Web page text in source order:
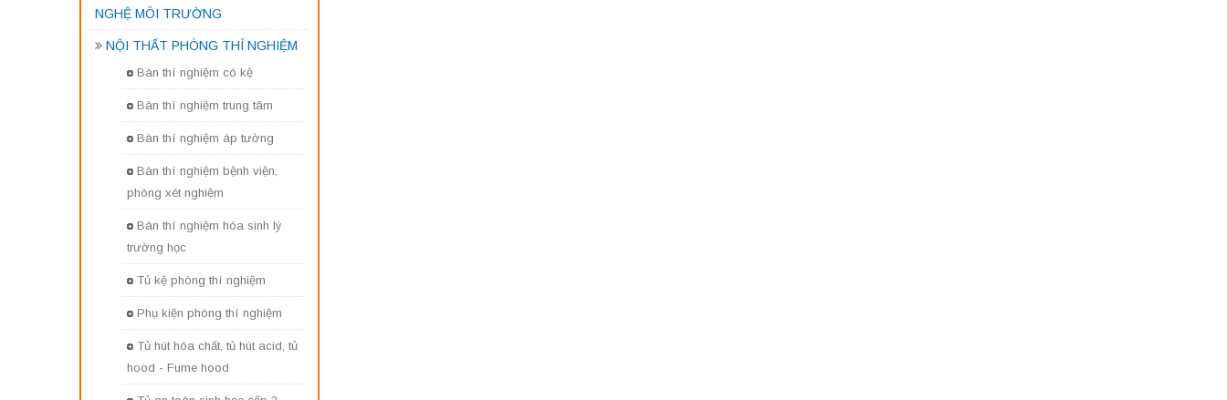
NGHỆ MÔI TRƯỜNG
NỘI THẤT PHÒNG THÍ NGHIỆM
Bàn thí nghiệm có kệ
Bàn thí nghiệm trung tâm
Bàn thí nghiệm áp tường
Bàn thí nghiệm bệnh viện,
phòng xét nghiệm
Bàn thí nghiệm hóa sinh lý
trường học
Tủ kệ phòng thí nghiệm
Phụ kiện phòng thí nghiệm
Tủ hút hóa chất, tủ hút acid, tủ
hood - Fume hood